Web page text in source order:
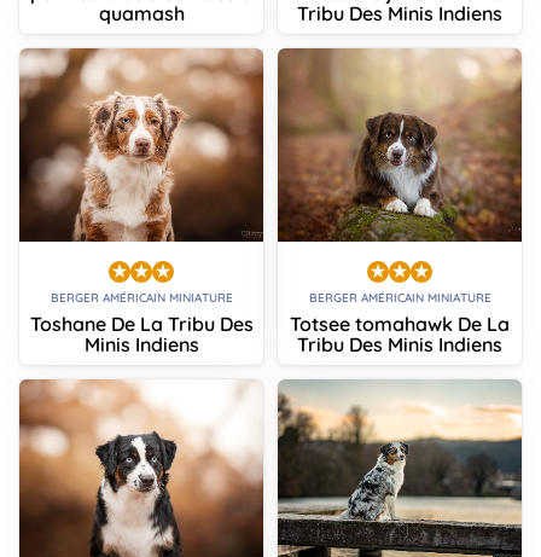
quamash
Tribu Des Minis Indiens
BERGER AMÉRICAIN MINIATURE
Toshane De La Tribu Des
Minis Indiens
BERGER AMÉRICAIN MINIATURE
Totsee tomahawk De La
Tribu Des Minis Indiens